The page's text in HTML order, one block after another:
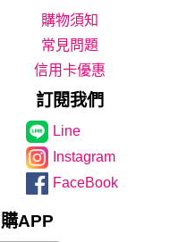
購物須知
常見問題
信用卡優惠
訂閱我們
Line
Instagram
FaceBook
APP